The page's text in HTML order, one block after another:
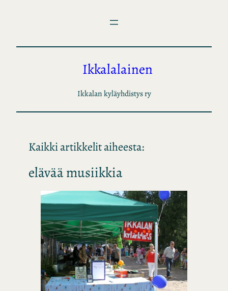
Ikkalalainen
Ikkalan kyläyhdistys ry
Kaikki artikkelit aiheesta:
elävää musiikkia